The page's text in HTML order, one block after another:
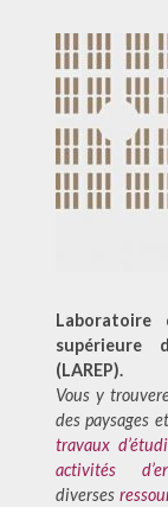
Laboratoire
supérieure
(LAREP).
Vous y
des paysages
travaux
activités
diverses